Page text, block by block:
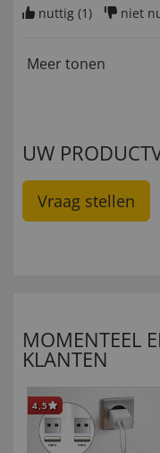
nuttig (1) niet
Meer tonen
UW
Vraag stellen
MOMENTEEL
KLANTEN
4,5